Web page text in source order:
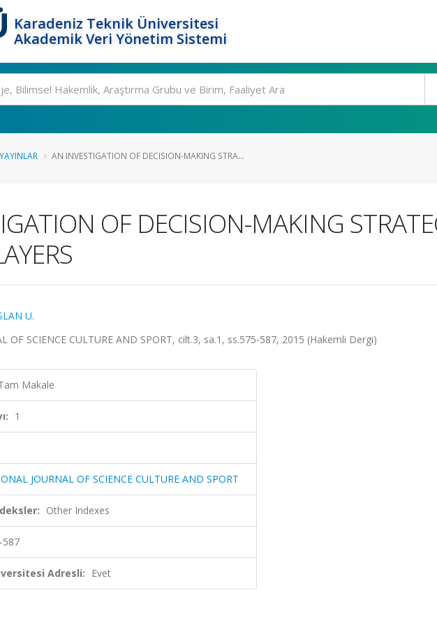
Karadeniz Teknik Üniversitesi
Akademik Veri Yönetim Sistemi
AN INVESTIGATION OF DECISION-MAKING STRA...
OF DECISION-MAKING
U.
OF SCIENCE CULTURE AND SPORT, cilt.3, sa.1, ss.575-587, 2015 (Hakemli Dergi)
Makale
1
JOURNAL OF SCIENCE CULTURE AND SPORT
Other Indexes
587
Adresli: Evet